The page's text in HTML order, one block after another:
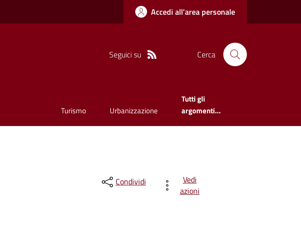
Accedi all'area personale
Seguici su Cerca
Turismo Urbanizzazione
Tutti gli
argomenti...
Condividi
Vedi
azioni